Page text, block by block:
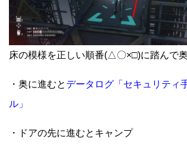
床の模様を正しい順番(△〇×□)に踏んで
・奥に進むと データログ「セキュリティ
ル」
・ドアの先に進むとキャンプ